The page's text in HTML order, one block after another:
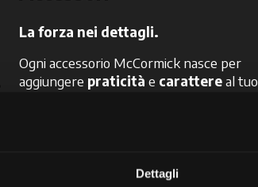
Dettagli
La forza nei dettagli.
Ogni accessorio McCormick nasce per
aggiungere praticità e carattereal tuo